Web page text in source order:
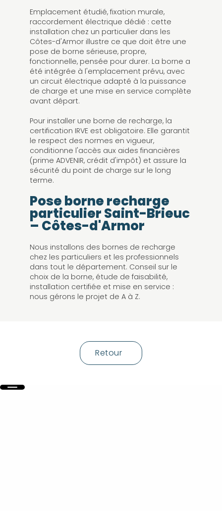
Emplacement étudié, fixation murale,
raccordement électrique dédié : cette
installation chez un particulier dans les
Côtes-d'Armor illustre ce que doit être une
pose de borne sérieuse, propre,
fonctionnelle, pensée pour durer. La borne a
été intégrée à l'emplacement prévu, avec
un circuit électrique adapté à la puissance
de charge et une mise en service complète
avant départ.
Pour installer une borne de recharge, la
certification IRVE est obligatoire. Elle garantit
le respect des normes en vigueur,
conditionne l'accès aux aides financières
(prime ADVENIR, crédit d'impôt) et assure la
sécurité du point de charge sur le long
terme.
Pose borne recharge
particulier Saint-Brieuc
– Côtes-d'Armor
Nous installons des bornes de recharge
chez les particuliers et les professionnels
dans tout le département. Conseil sur le
choix de la borne, étude de faisabilité,
installation certifiée et mise en service :
nous gérons le projet de A à Z.
Retour